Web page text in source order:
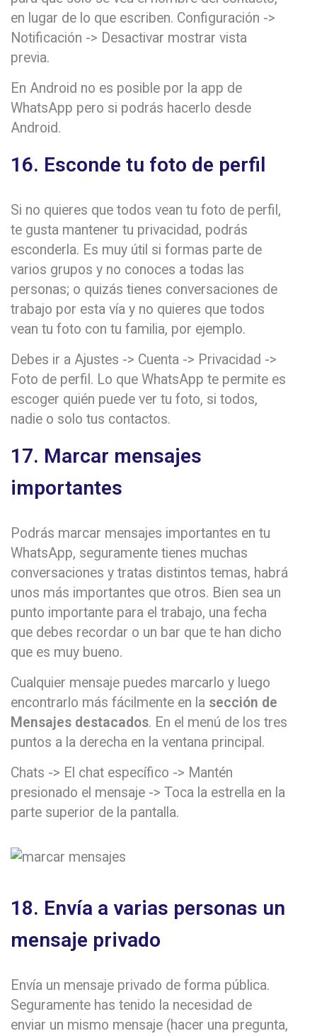
en lugar de lo que escriben. Configuración ->
Notificación -> Desactivar mostrar vista
previa.
En Android no es posible por la app de
WhatsApp pero si podrás hacerlo desde
Android.
16. Esconde tu foto de perfil
Si no quieres que todos vean tu foto de perfil,
te gusta mantener tu privacidad, podrás
esconderla. Es muy útil si formas parte de
varios grupos y no conoces a todas las
personas; o quizás tienes conversaciones de
trabajo por esta vía y no quieres que todos
vean tu foto con tu familia, por ejemplo.
Debes ir a Ajustes -> Cuenta -> Privacidad ->
Foto de perfil. Lo que WhatsApp te permite es
escoger quién puede ver tu foto, si todos,
nadie o solo tus contactos.
17. Marcar mensajes
importantes
Podrás marcar mensajes importantes en tu
WhatsApp, seguramente tienes muchas
conversaciones y tratas distintos temas, habrá
unos más importantes que otros. Bien sea un
punto importante para el trabajo, una fecha
que debes recordar o un bar que te han dicho
que es muy bueno.
Cualquier mensaje puedes marcarlo y luego
encontrarlo más fácilmente en la sección de
Mensajes destacados. En el menú de los tres
puntos a la derecha en la ventana principal.
Chats -> El chat específico -> Mantén
presionado el mensaje -> Toca la estrella en la
parte superior de la pantalla.
18. Envía a varias personas un
mensaje privado
Envía un mensaje privado de forma pública.
Seguramente has tenido la necesidad de
enviar un mismo mensaje (hacer una pregunta,